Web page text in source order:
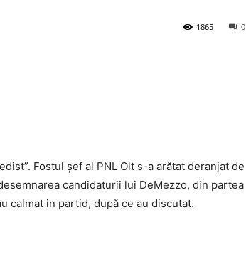
0
1865
Fostul șef al PNL Olt s-a arătat deranjat de
candidaturii lui DeMezzo, din partea
calmat in partid, după ce au discutat.